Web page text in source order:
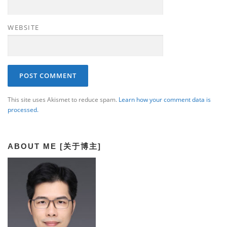
WEBSITE
This site uses Akismet to reduce spam. Learn how your comment data is
processed.
ABOUT ME [关于博主]